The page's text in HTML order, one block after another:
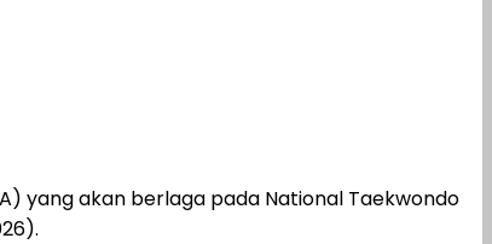
yang akan berlaga pada National Taekwondo